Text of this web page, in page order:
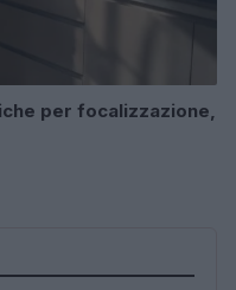
per focalizzazione,